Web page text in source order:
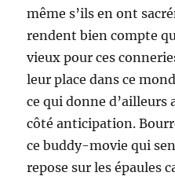
même s’ils en ont
rendent bien compte
vieux pour ces
leur place dans ce
ce qui donne d’ailleurs
côté anticipation.
ce buddy-movie qui
repose sur les épaules